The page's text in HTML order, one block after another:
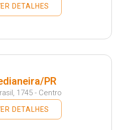
DETALHES
PR
1745 - Centro
DETALHES